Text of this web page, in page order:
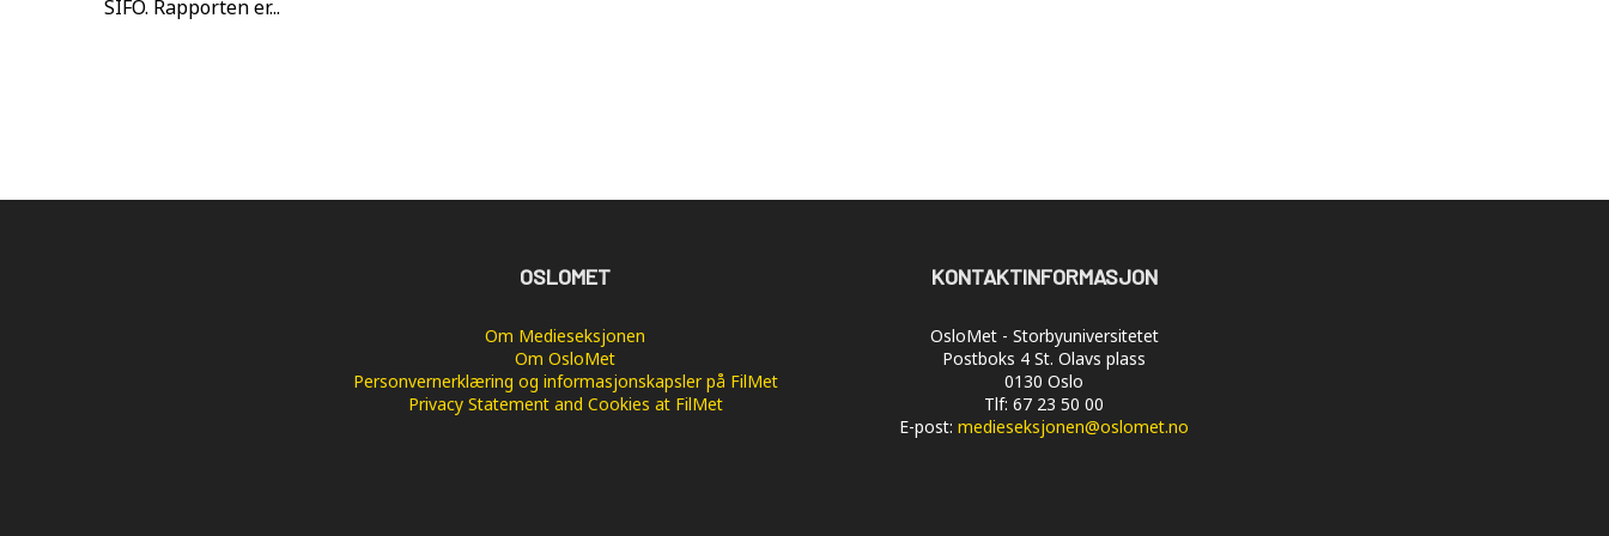
SIFO. Rapporten er...
OSLOMET
Om Medieseksjonen
Om OsloMet
Personvernerklæring og informasjonskapsler på FilMet
Privacy Statement and Cookies at FilMet
KONTAKTINFORMASJON
OsloMet - Storbyuniversitetet
Postboks 4 St. Olavs plass
0130 Oslo
Tlf: 67 23 50 00
E-post: medieseksjonen@oslomet.no